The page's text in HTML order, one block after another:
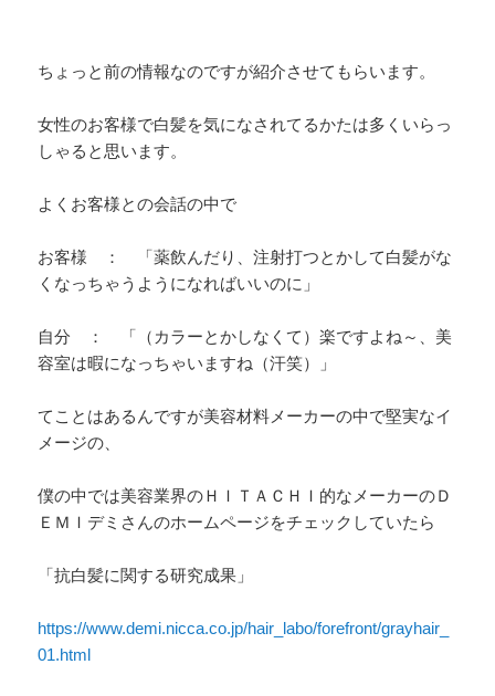
ちょっと前の情報なのですが紹介させてもらいます。
女性のお客様で白髪を気になされてるかたは多くいらっ
しゃると思います。
よくお客様との会話の中で
お客様 ： 「薬飲んだり、注射打つとかして白髪がな
くなっちゃうようになればいいのに」
自分 ： 「（カラーとかしなくて）楽ですよね～、美
容室は暇になっちゃいますね（汗笑）」
てことはあるんですが美容材料メーカーの中で堅実なイ
メージの、
僕の中では美容業界のＨＩＴＡＣＨＩ的なメーカーのＤ
ＥＭＩデミさんのホームページをチェックしていたら
「抗白髪に関する研究成果」
https://www.demi.nicca.co.jp/hair_labo/forefront/grayhair_
01.html